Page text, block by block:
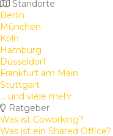
Standorte
Berlin
München
Köln
Hamburg
Düsseldorf
Frankfurt am Main
Stuttgart
... und viele mehr
Ratgeber
Was ist Coworking?
Was ist ein Shared Office?